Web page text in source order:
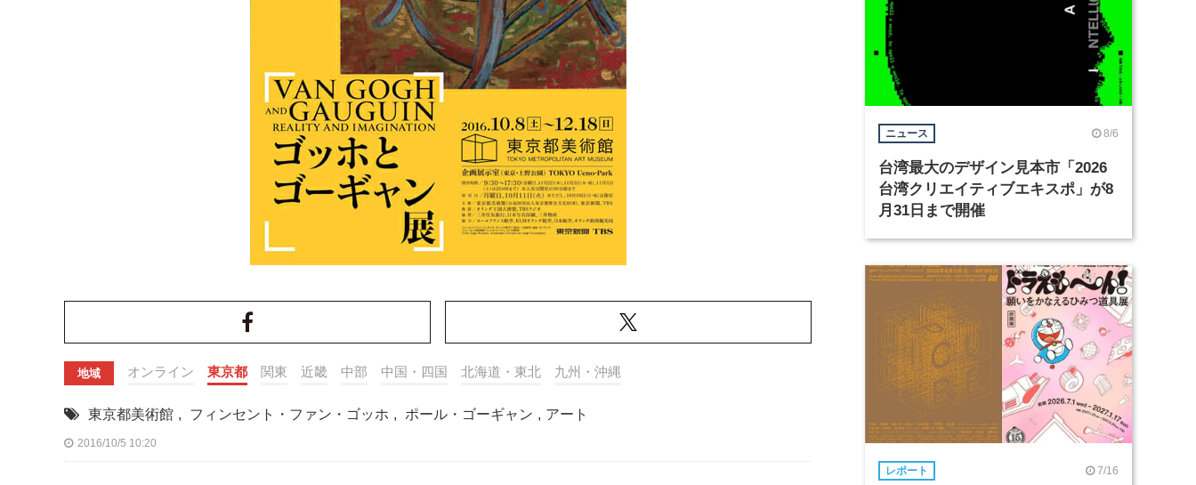
地域 オンライン 東京都 関東 近畿 中部 中国・四国 北海道・東北 九州・沖縄
東京都美術館 , フィンセント・ファン・ゴッホ , ポール・ゴーギャン , アート
2016/10/5 10:20
ニュース 8/6
台湾最大のデザイン見本市「2026
台湾クリエイティブエキスポ」が8
月31日まで開催
レポート 7/16